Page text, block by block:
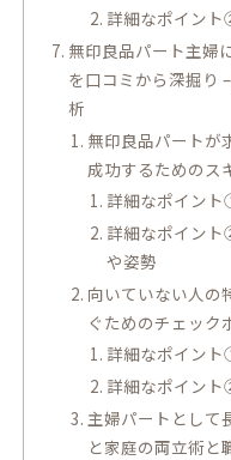
詳細なポイン
無印良品パート主婦
を口コミから深掘り
析
無印良品パートが
成功するためのス
詳細なポイン
詳細なポイン
や姿勢
向いていない人の
ぐためのチェック
詳細なポイン
詳細なポイン
主婦パートとして
と家庭の両立術と